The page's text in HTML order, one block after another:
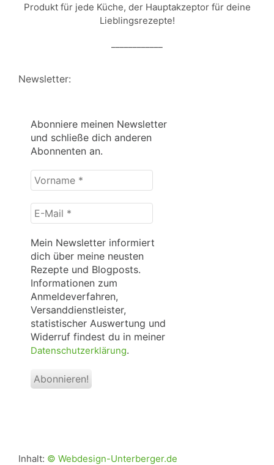
Produkt für jede Küche, der Hauptakzeptor für deine
Lieblingsrezepte!
Newsletter:
Abonniere meinen Newsletter
und schließe dich anderen
Abonnenten an.
Vorname
*
E-
Mail
*
Mein Newsletter informiert
dich über meine neusten
Rezepte und Blogposts.
Informationen zum
Anmeldeverfahren,
Versanddienstleister,
statistischer Auswertung und
Widerruf findest du in meiner
Datenschutzerklärung.
Inhalt: © Webdesign-Unterberger.de